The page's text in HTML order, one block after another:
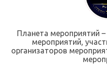
Планета мероприятий
мероприятий,
организаторов